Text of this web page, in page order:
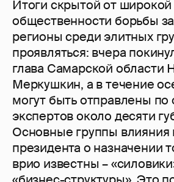
Итоги скрытой от широкой
общественности борьбы
регионы среди элитных
проявляться: вчера
глава Самарской области
Меркушкин, а в течение
могут быть отправлены по
экспертов около десяти
Основные группы
президента о назначении
врио известны –